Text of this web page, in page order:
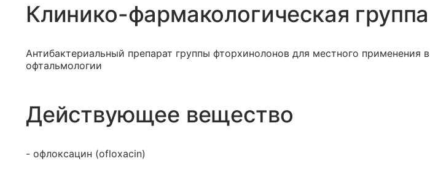
Клинико-фармакологическая группа
Антибактериальный препарат группы фторхинолонов для местного применения в
офтальмологии
Действующее вещество
- офлоксацин (ofloxacin)